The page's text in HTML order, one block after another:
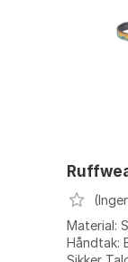
Material:
Håndtak: